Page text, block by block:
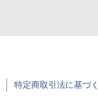
特定商取引法に基づ